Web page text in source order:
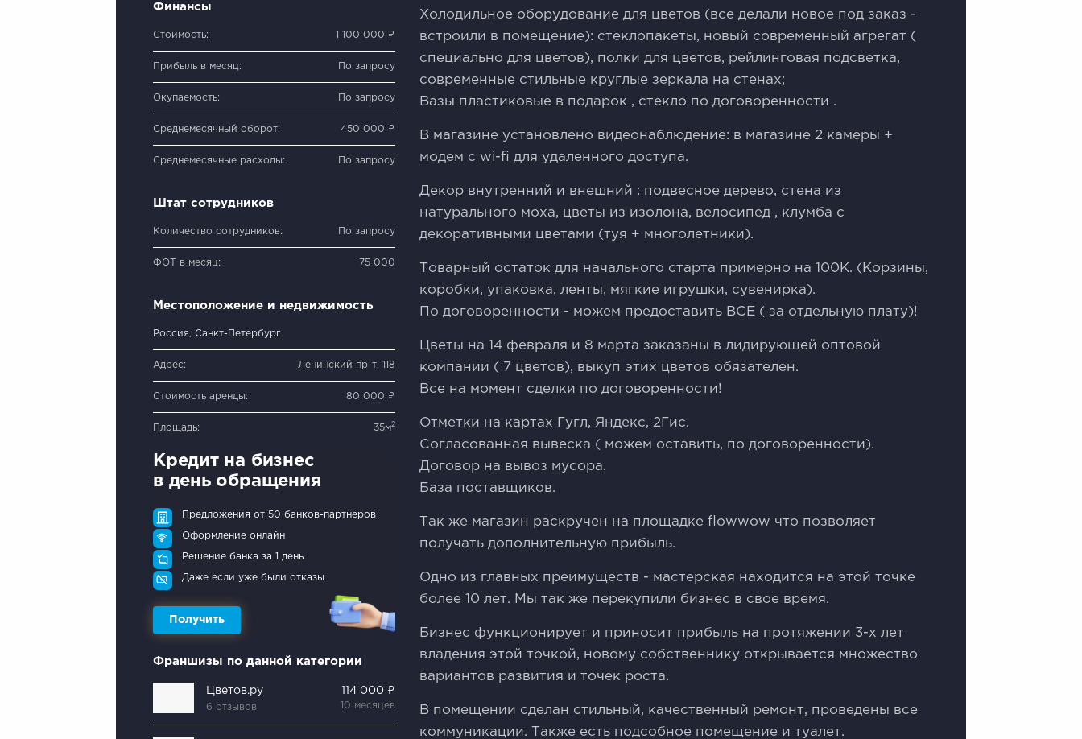
Финансы
Стоимость: 1 100 000 ₽
Прибыль в месяц: По запросу
Окупаемость: По запросу
Среднемесячный оборот: 450 000 ₽
Среднемесячные расходы: По запросу
Штат сотрудников
Количество сотрудников: По запросу
ФОТ в месяц: 75 000
Местоположение и недвижимость
Россия, Санкт-Петербург
Адрес: Ленинский пр-т, 118
Стоимость аренды: 80 000 ₽
Площадь: 35м2
Кредит на бизнес
в день обращения
Предложения от 50 банков-партнеров
Оформление онлайн
Решение банка за 1 день
Даже если уже были отказы
Получить
Франшизы по данной категории
Цветов.ру
6 отзывов
114 000 ₽
10 месяцев
Холодильное оборудование для цветов (все делали новое под заказ -
встроили в помещение): стеклопакеты, новый современный агрегат (
специально для цветов), полки для цветов, рейлинговая подсветка,
современные стильные круглые зеркала на стенах;
Вазы пластиковые в подарок , стекло по договоренности .
В магазине установлено видеонаблюдение: в магазине 2 камеры +
модем с wi-fi для удаленного доступа.
Декор внутренний и внешний : подвесное дерево, стена из
натурального моха, цветы из изолона, велосипед , клумба с
декоративными цветами (туя + многолетники).
Товарный остаток для начального старта примерно на 100К. (Корзины,
коробки, упаковка, ленты, мягкие игрушки, сувенирка).
По договоренности - можем предоставить ВСЕ ( за отдельную плату)!
Цветы на 14 февраля и 8 марта заказаны в лидирующей оптовой
компании ( 7 цветов), выкуп этих цветов обязателен.
Все на момент сделки по договоренности!
Отметки на картах Гугл, Яндекс, 2Гис.
Согласованная вывеска ( можем оставить, по договоренности).
Договор на вывоз мусора.
База поставщиков.
Так же магазин раскручен на площадке flоwwоw что позволяет
получать дополнительную прибыль.
Одно из главных преимуществ - мастерская находится на этой точке
более 10 лет. Мы так же перекупили бизнес в свое время.
Бизнес функционирует и приносит прибыль на протяжении 3-х лет
владения этой точкой, новому собственнику открывается множество
вариантов развития и точек роста.
В помещении сделан стильный, качественный ремонт, проведены все
коммуникации. Также есть подсобное помещение и туалет.